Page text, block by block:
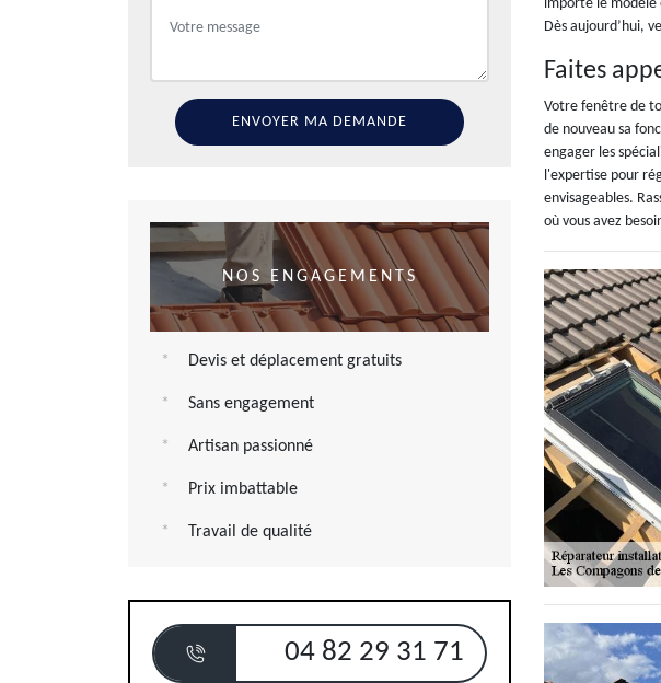
NOS ENGAGEMENTS
Devis et déplacement gratuits
Sans engagement
Artisan passionné
Prix imbattable
Travail de qualité
04 82 29 31 71
importe le modèle
Dès aujourd’hui,
Faites
Votre fenêtre de
de nouveau sa
engager les
l'expertise pour
envisageables.
où vous avez